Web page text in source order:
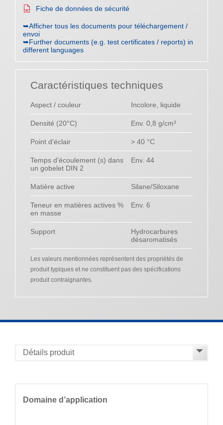
Fiche de données de sécurité
➥Afficher tous les documents pour téléchargement /
envoi
➥Further documents (e.g. test certificates / reports) in
different languages
Caractéristiques techniques
Aspect / couleur Incolore, liquide
Densité (20°C) Env. 0,8 g/cm³
Point d'éclair > 40 °C
Temps d'écoulement (s) dans
un gobelet DIN 2
Env. 44
Matière active Silane/Siloxane
Teneur en matières actives %
en masse
Env. 6
Support
Hydrocarbures
désaromatisés
Les valeurs mentionnées représentent des propriétés de
produit typiques et ne constituent pas des spécifications
produit contraignantes.
Domaine d’application